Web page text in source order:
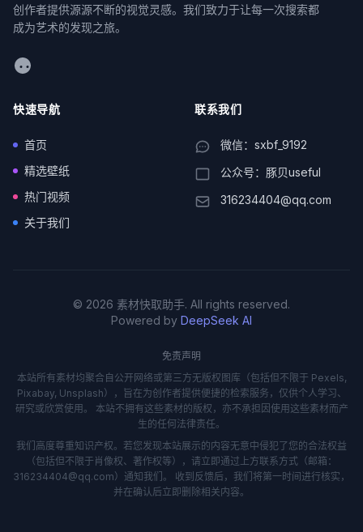
创作者提供源源不断的视觉灵感。我们致力于让每一次搜索都
成为艺术的发现之旅。
WeChat
快速导航
首页
精选壁纸
热门视频
关于我们
联系我们
微信：sxbf_9192
公众号：豚贝useful
316234404@qq.com
© 2026 素材快取助手. All rights reserved.
Powered by DeepSeek AI
免责声明
本站所有素材均聚合自公开网络或第三方无版权图库（包括但不限于 Pexels,
Pixabay, Unsplash），旨在为创作者提供便捷的检索服务，仅供个人学习、
研究或欣赏使用。 本站不拥有这些素材的版权，亦不承担因使用这些素材而产
生的任何法律责任。
我们高度尊重知识产权。若您发现本站展示的内容无意中侵犯了您的合法权益
（包括但不限于肖像权、著作权等），请立即通过上方联系方式（邮箱：
316234404@qq.com）通知我们。 收到反馈后，我们将第一时间进行核实，
并在确认后立即删除相关内容。